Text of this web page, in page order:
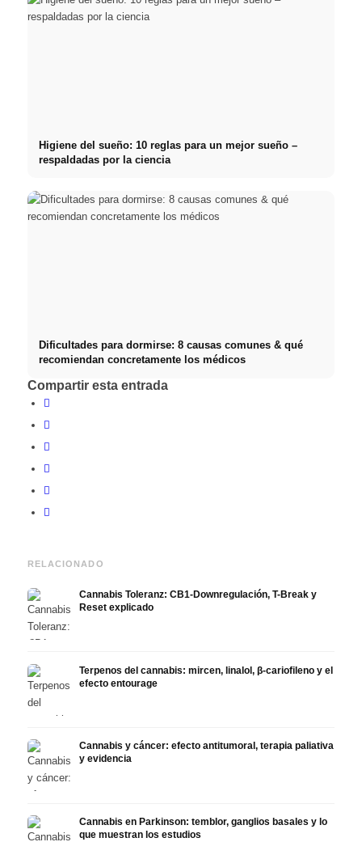
Higiene del sueño: 10 reglas para un mejor sueño –
respaldadas por la ciencia
Dificultades para dormirse: 8 causas comunes & qué
recomiendan concretamente los médicos
Compartir esta entrada
RELACIONADO
Cannabis Toleranz: CB1-Downregulación, T-Break y
Reset explicado
Terpenos del cannabis: mircen, linalol, β-cariofileno y el
efecto entourage
Cannabis y cáncer: efecto antitumoral, terapia paliativa
y evidencia
Cannabis en Parkinson: temblor, ganglios basales y lo
que muestran los estudios